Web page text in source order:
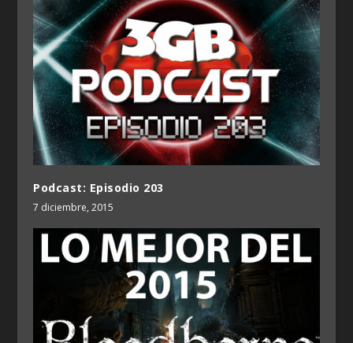
Podcast: Episodio 203
7 diciembre, 2015